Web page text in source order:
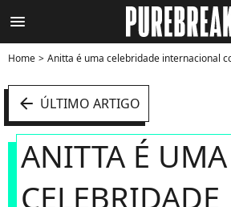
menu
Home Anitta é uma celebridade internacional consolidada.
arrow_left ÚLTIMO ARTIGO
ANITTA É UMA
CELEBRIDADE